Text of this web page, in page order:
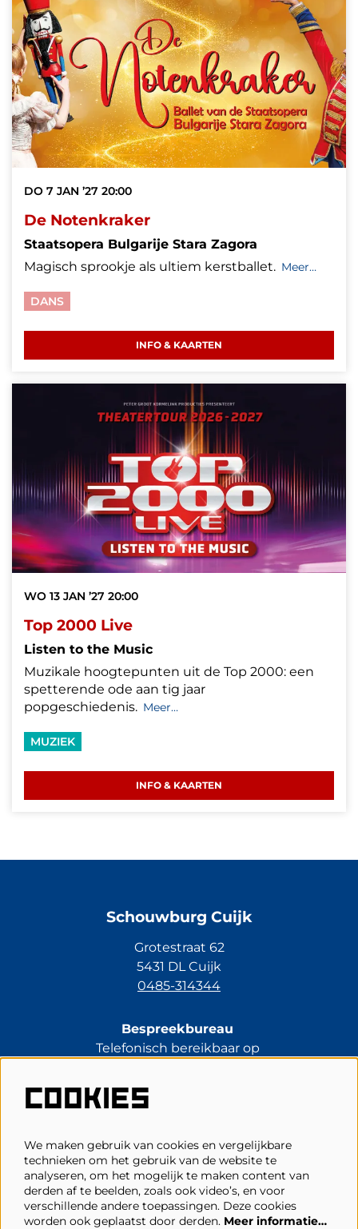
De Notenkraker
Staatsopera Bulgarije Stara Zagora
DO 7 JAN ’27 20:00
Magisch sprookje als ultiem kerstballet. Meer…
DANS
INFO & KAARTEN
Top 2000 Live
Listen to the Music
WO 13 JAN ’27 20:00
Muzikale hoogtepunten uit de Top 2000: een
spetterende ode aan tig jaar
popgeschiedenis. Meer…
MUZIEK
INFO & KAARTEN
Schouwburg Cuijk
Grotestraat 62
5431 DL Cuijk
0485-314344
Bespreekbureau
Telefonisch bereikbaar op
0485-314344
kassa@schouwburgcuijk.nl
Veelgestelde vragen
Zaalplattegronden
Privacy, cookies & voorwaarden
COOKIES
We maken gebruik van cookies en vergelijkbare
technieken om het gebruik van de website te
analyseren, om het mogelijk te maken content van
derden af te beelden, zoals ook video’s, en voor
verschillende andere toepassingen. Deze cookies
worden ook geplaatst door derden. Meer informatie…